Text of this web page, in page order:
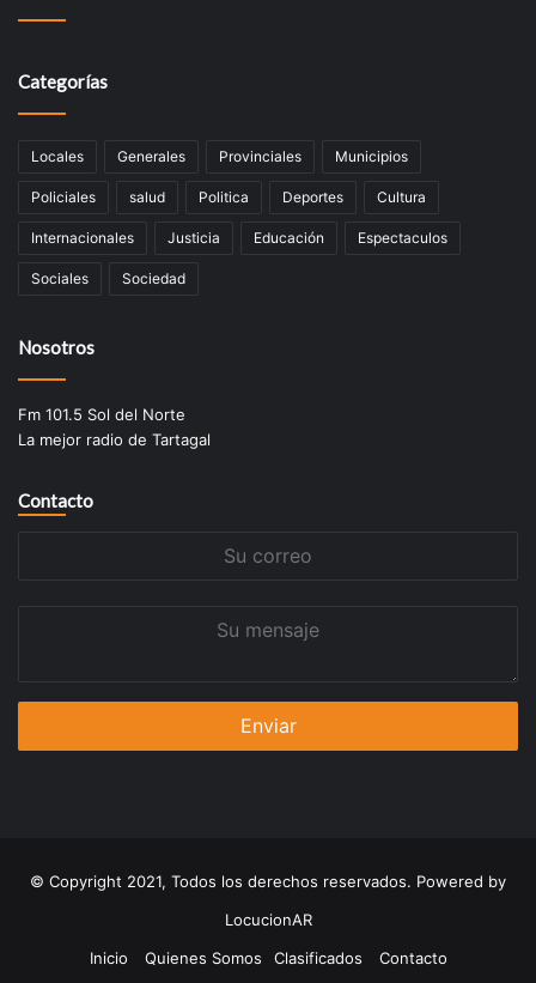
Categorías
Locales Generales Provinciales Municipios
Policiales salud Politica Deportes Cultura
Internacionales Justicia Educación Espectaculos
Sociales Sociedad
Nosotros
Fm 101.5 Sol del Norte
La mejor radio de Tartagal
Contacto
© Copyright 2021, Todos los derechos reservados. Powered by
LocucionAR
Inicio
Quienes Somos Clasificados Contacto